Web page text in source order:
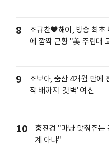
8
조규찬♥해이, 방송 최초
에 깜짝 근황 "美 주립대
9
조보아, 출산 4개월 만에
작 배까지 '갓벽' 여신
10
홍진경 "마냥 맞춰주는
계 아냐"